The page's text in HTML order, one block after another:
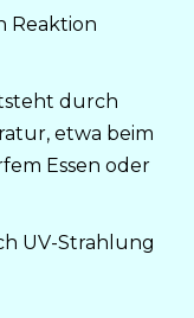
Reaktion
durch
etwa beim
Essen oder
UV-Strahlung